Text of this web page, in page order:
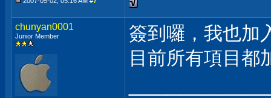
chunyan0001
Junior Member
簽到囉，我也加
目前所有項目都